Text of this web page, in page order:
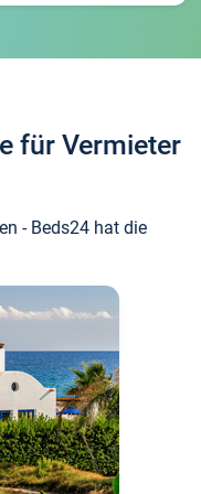
für Vermieter
- Beds24 hat die